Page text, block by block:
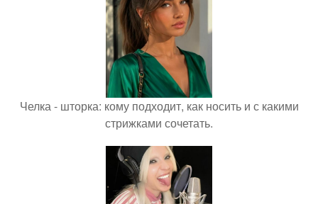
Челка - шторка: кому подходит, как носить и с какими
стрижками сочетать.